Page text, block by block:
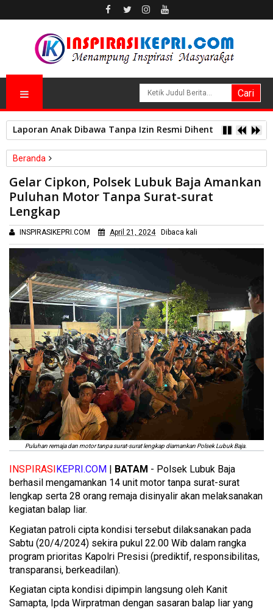
Laporan Anak Dibawa Tanpa Izin Resmi Dihentikan Polsek
Beranda
Gelar Cipkon, Polsek Lubuk Baja Amankan Puluhan Motor Tanpa
Surat-surat Lengkap
Gelar Cipkon, Polsek Lubuk Baja Amankan
Puluhan Motor Tanpa Surat-surat
Lengkap
INSPIRASIKEPRI.COM April 21, 2024 Dibaca kali
Puluhan remaja dan motor tanpa surat-surat lengkap diamankan Polsek Lubuk Baja.
INSPIRASI KEPRI.COM BATAM - Polsek Lubuk Baja
berhasil mengamankan 14 unit motor tanpa surat-surat
lengkap serta 28 orang remaja disinyalir akan melaksanakan
kegiatan balap liar.
Kegiatan patroli cipta kondisi tersebut dilaksanakan pada
Sabtu (20/4/2024) sekira pukul 22.00 Wib dalam rangka
program prioritas Kapolri Presisi (prediktif, responsibilitas,
transparansi, berkeadilan).
Kegiatan cipta kondisi dipimpin langsung oleh Kanit
Samapta, Ipda Wirpratman dengan sasaran balap liar yang